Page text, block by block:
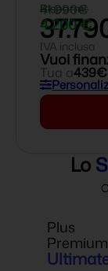
41.990€
IVA inclusa
Risparmi
4.200 €
Vuoi
Tua a439€
Lo
Plus
Premium